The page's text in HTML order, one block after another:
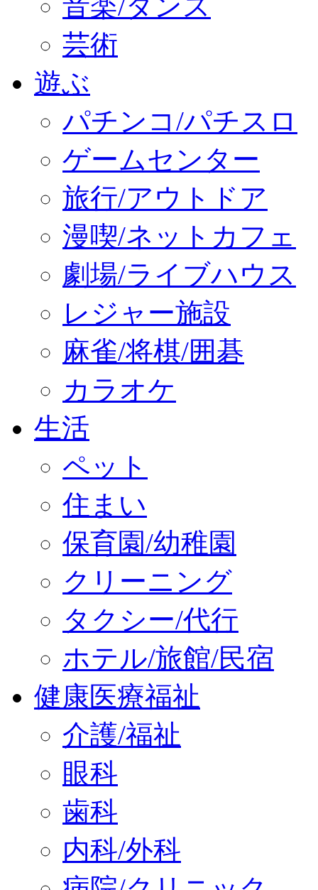
芸術
遊ぶ
パチンコ/パチスロ
ゲームセンター
旅行/アウトドア
漫喫/ネットカフェ
劇場/ライブハウス
レジャー施設
麻雀/将棋/囲碁
カラオケ
生活
ペット
住まい
保育園/幼稚園
クリーニング
タクシー/代行
ホテル/旅館/民宿
健康医療福祉
介護/福祉
眼科
歯科
内科/外科